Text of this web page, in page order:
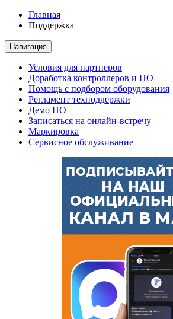
Главная
Поддержка
Навигация
Условия для партнеров
Доработка контроллеров и ПО
Помощь с подбором оборудования
Регламент техподдержки
Демо ПО
Записаться на онлайн-встречу
Маркировка
Сервисное обслуживание